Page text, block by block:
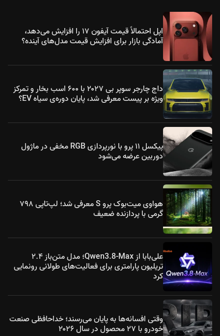
اپل احتمالاً قیمت آیفون ۱۷ را افزایش می‌دهد،
آمادگی بازار برای افزایش قیمت مدل‌های آینده؟
داج چارجر سوپر بی ۲۰۲۷ با ۶۰۰ اسب بخار و تمرکز
ویژه بر پیست معرفی شد، پایان دوره‌ی سیاه EV؟
پیکسل ۱۱ پرو با نورپردازی RGB مخفی در ماژول
دوربین عرضه می‌شود
هواوی میت‌بوک پرو S معرفی شد؛ لپ‌تاپی ۷۹۸
گرمی با پردازنده ضعیف
علی‌بابا از Qwen3.8-Max؛ مدل متن‌باز ۲.۴
تریلیون پارامتری برای فعالیت‌های طولانی رونمایی
کرد
وقتی افسانه‌ها به پایان می‌رسند؛ خداحافظی صنعت
خودرو با ۲۷ محصول در سال ۲۰۲۶